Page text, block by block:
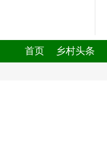
首页 乡村头条